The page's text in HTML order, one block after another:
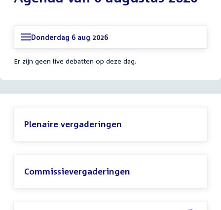
Donderdag 6 aug 2026
Er zijn geen live debatten op deze dag.
Plenaire vergaderingen
Commissievergaderingen